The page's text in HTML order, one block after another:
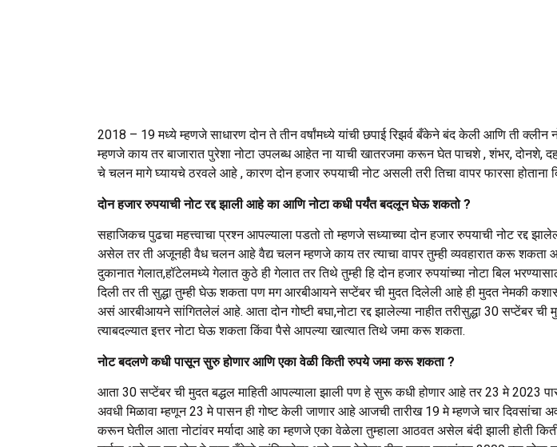
2018 – 19 मध्ये म्हणजे साधारण दोन ते तीन वर्षांमध्ये यांची छपाई रिझर्व बँकेने बंद केली आणि ती क्लीन
म्हणजे काय तर बाजारात पुरेशा नोटा उपलब्ध आहेत ना याची खातरजमा करून घेत पाचशे , शंभर, दोनशे,
चे चलन मागे घ्यायचे ठरवले आहे , कारण दोन हजार रुपयाची नोट असली तरी तिचा वापर फारसा
दोन हजार रुपयाची नोट रद्द झाली आहे का आणि नोटा कधी पर्यंत बदलून घेऊ शकतो ?
सहाजिकच पुढचा महत्त्वाचा प्रश्न आपल्याला पडतो तो म्हणजे सध्याच्या दोन हजार रुपयाची नोट रद्द
असेल तर ती अजूनही वैध चलन आहे वैद्य चलन म्हणजे काय तर त्याचा वापर तुम्ही व्यवहारात करू शकता
दुकानात गेलात,हॉटेलमध्ये गेलात कुठे ही गेलात तर तिथे तुम्ही हि दोन हजार रुपयांच्या नोटा बिल
दिली तर ती सुद्धा तुम्ही घेऊ शकता पण मग आरबीआयने सप्टेंबर ची मुदत दिलेली आहे ही मुदत नेमकी
असं आरबीआयने सांगितलेलं आहे. आता दोन गोष्टी बघा,नोटा रद्द झालेल्या नाहीत तरीसुद्धा 30 सप्टेंबर
त्याबदल्यात इत्तर नोटा घेऊ शकता किंवा पैसे आपल्या खात्यात तिथे जमा करू शकता.
नोट बदलणे कधी पासून सुरु होणार आणि एका वेळी किती रुपये जमा करू शकता ?
आता 30 सप्टेंबर ची मुदत बद्धल माहिती आपल्याला झाली पण हे सुरू कधी होणार आहे तर 23 मे 2023
अवधी मिळावा म्हणून 23 मे पासन ही गोष्ट केली जाणार आहे आजची तारीख 19 मे म्हणजे चार
करून घेतील आता नोटांवर मर्यादा आहे का म्हणजे एका वेळेला तुम्हाला आठवत असेल बंदी झाली होती